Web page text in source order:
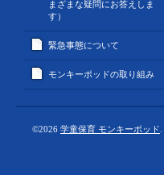
まざまな疑問にお答えしま
す）
緊急事態について
モンキーポッドの取り組み
©2026 学童保育 モンキーポッド